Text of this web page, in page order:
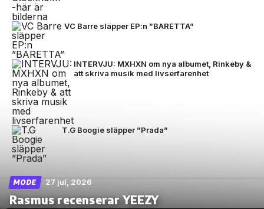
VC Barre släpper EP:n ”BARETTA”
INTERVJU: MXHXN om nya albumet, Rinkeby &
att skriva musik med livserfarenhet
T.G Boogie släpper ”Prada”
MODE 27 jul, 2026
Rasmus recenserar YEEZY